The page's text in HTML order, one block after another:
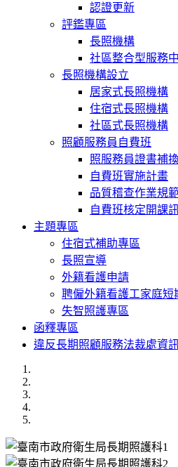
認證更新
評鑑專區
長照機構
社區整合型服務
長照機構設立
居家式長照機構
住宿式長照機構
社區式長照機構
照顧服務員自費班
照服務員證書補
自費班實施計畫
品質稽查作業規範
自費班核定開課
主題專區
住宿式補助專區
長照宣導
外籍看護申請
聘僱外籍看護工家庭短
失智照護專區
函釋專區
違反長期照顧服務法裁處資